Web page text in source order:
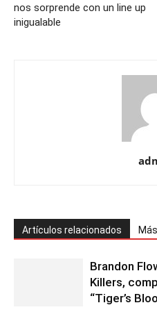
nos sorprende con un line up
inigualable
Artículos relacionados
Brandon
Killers,
“Tiger’s